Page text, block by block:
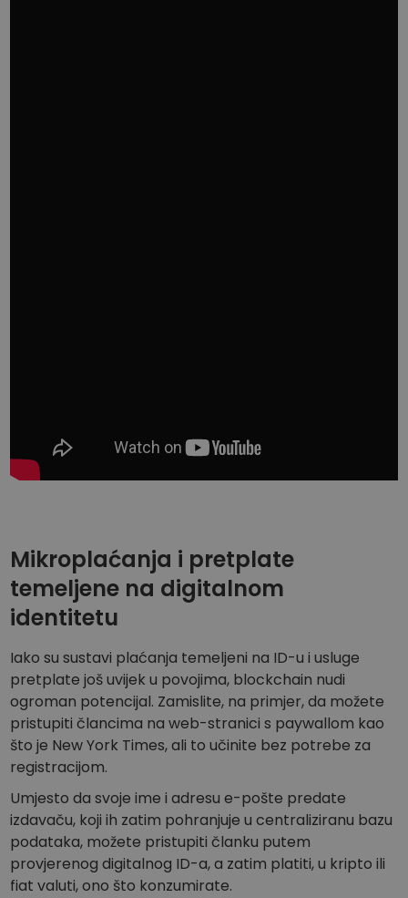
Mikroplaćanja i pretplate
temeljene na digitalnom
identitetu
Iako su sustavi plaćanja temeljeni na ID-u i usluge
pretplate još uvijek u povojima, blockchain nudi
ogroman potencijal. Zamislite, na primjer, da možete
pristupiti člancima na web-stranici s paywallom kao
što je New York Times, ali to učinite bez potrebe za
registracijom.
Umjesto da svoje ime i adresu e-pošte predate
izdavaču, koji ih zatim pohranjuje u centraliziranu bazu
podataka, možete pristupiti članku putem
provjerenog digitalnog ID-a, a zatim platiti, u kripto ili
fiat valuti, ono što konzumirate.